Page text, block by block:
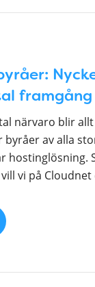
framgång
närvaro blir
byråer av alla
hostinglösning.
vi på